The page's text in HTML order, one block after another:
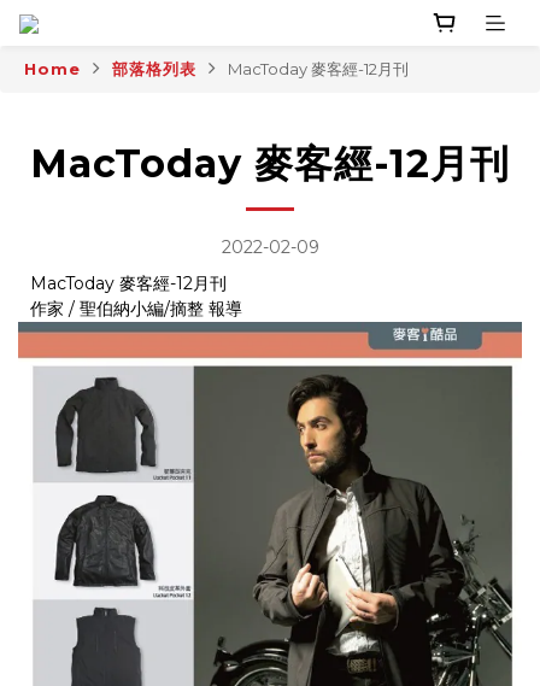
Home 部落格列表 MacToday 麥客經-12月刊
MacToday 麥客經-12月刊
2022-02-09
MacToday 麥客經-12月刊
作家 / 聖伯納小編/摘整 報導